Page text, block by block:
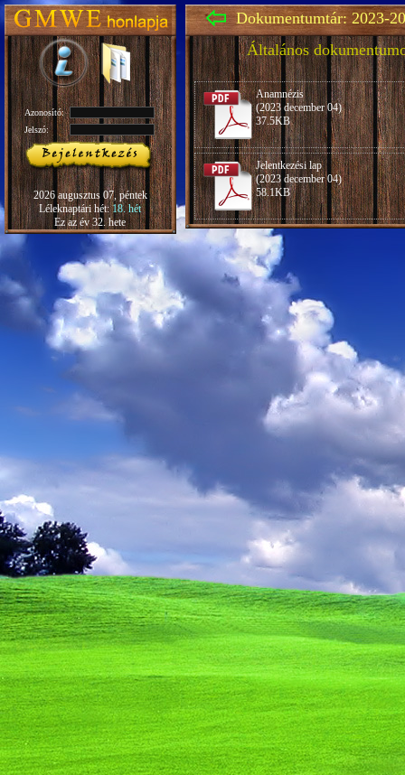
Azonosító:
Jelszó:
2026 augusztus 07, péntek
Léleknaptári hét:18. hét
Ez az év 32. hete
Dokumentumtár: 2023-
Általános
Anamnézis
(2023 december 04)
37.5KB
Jelentkezési lap
(2023 december 04)
58.1KB